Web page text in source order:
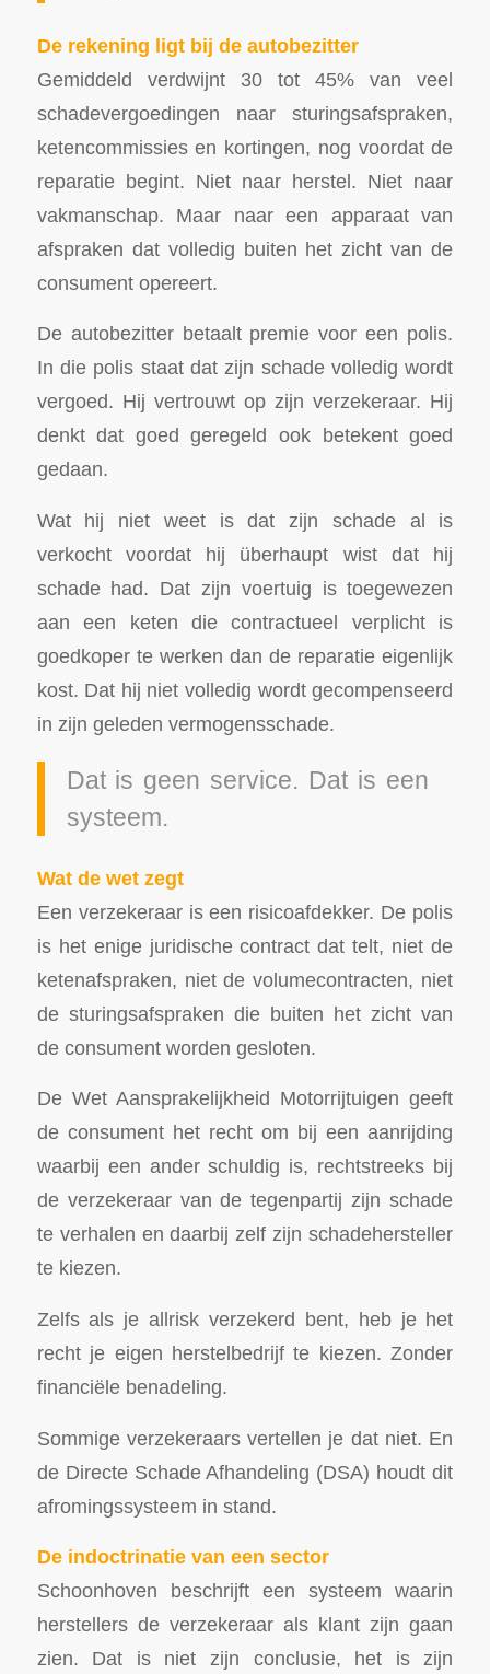
De rekening ligt bij de autobezitter
Gemiddeld verdwijnt 30 tot 45% van veel
schadevergoedingen naar sturingsafspraken,
ketencommissies en kortingen, nog voordat de
reparatie begint. Niet naar herstel. Niet naar
vakmanschap. Maar naar een apparaat van
afspraken dat volledig buiten het zicht van de
consument opereert.
De autobezitter betaalt premie voor een polis.
In die polis staat dat zijn schade volledig wordt
vergoed. Hij vertrouwt op zijn verzekeraar. Hij
denkt dat goed geregeld ook betekent goed
gedaan.
Wat hij niet weet is dat zijn schade al is
verkocht voordat hij überhaupt wist dat hij
schade had. Dat zijn voertuig is toegewezen
aan een keten die contractueel verplicht is
goedkoper te werken dan de reparatie eigenlijk
kost. Dat hij niet volledig wordt gecompenseerd
in zijn geleden vermogensschade.
Dat is geen service. Dat is een
systeem.
Wat de wet zegt
Een verzekeraar is een risicoafdekker. De polis
is het enige juridische contract dat telt, niet de
ketenafspraken, niet de volumecontracten, niet
de sturingsafspraken die buiten het zicht van
de consument worden gesloten.
De Wet Aansprakelijkheid Motorrijtuigen geeft
de consument het recht om bij een aanrijding
waarbij een ander schuldig is, rechtstreeks bij
de verzekeraar van de tegenpartij zijn schade
te verhalen en daarbij zelf zijn schadehersteller
te kiezen.
Zelfs als je allrisk verzekerd bent, heb je het
recht je eigen herstelbedrijf te kiezen. Zonder
financiële benadeling.
Sommige verzekeraars vertellen je dat niet. En
de Directe Schade Afhandeling (DSA) houdt dit
afromingssysteem in stand.
De indoctrinatie van een sector
Schoonhoven beschrijft een systeem waarin
herstellers de verzekeraar als klant zijn gaan
zien. Dat is niet zijn conclusie, het is zijn